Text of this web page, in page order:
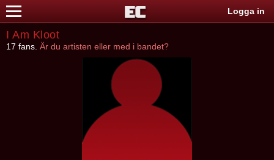
Logga in
I Am Kloot
17 fans. Är du artisten eller med i bandet?